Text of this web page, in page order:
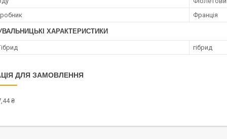
Франція
ХАРАКТЕРИСТИКИ
гібрид
ДЛЯ ЗАМОВЛЕННЯ
₴